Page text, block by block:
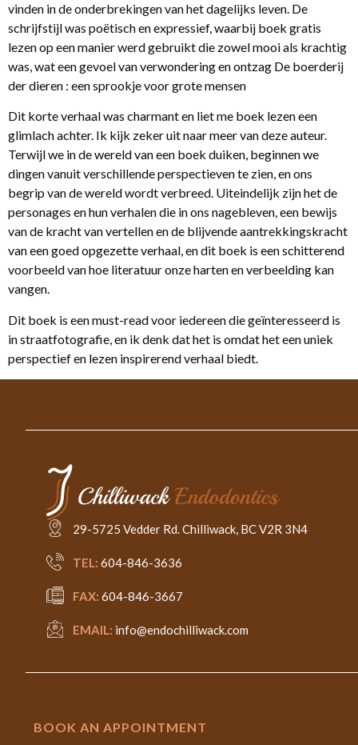
vinden in de onderbrekingen van het dagelijks leven. De
schrijfstijl was poëtisch en expressief, waarbij boek gratis
lezen op een manier werd gebruikt die zowel mooi als krachtig
was, wat een gevoel van verwondering en ontzag De boerderij
der dieren : een sprookje voor grote mensen
Dit korte verhaal was charmant en liet me boek lezen een
glimlach achter. Ik kijk zeker uit naar meer van deze auteur.
Terwijl we in de wereld van een boek duiken, beginnen we
dingen vanuit verschillende perspectieven te zien, en ons
begrip van de wereld wordt verbreed. Uiteindelijk zijn het de
personages en hun verhalen die in ons nagebleven, een bewijs
van de kracht van vertellen en de blijvende aantrekkingskracht
van een goed opgezette verhaal, en dit boek is een schitterend
voorbeeld van hoe literatuur onze harten en verbeelding kan
vangen.
Dit boek is een must-read voor iedereen die geïnteresseerd is
in straatfotografie, en ik denk dat het is omdat het een uniek
perspectief en lezen inspirerend verhaal biedt.
29-5725 Vedder Rd. Chilliwack, BC V2R 3N4
TEL: 604-846-3636
FAX: 604-846-3667
EMAIL: info@endochilliwack.com
BOOK AN APPOINTMENT